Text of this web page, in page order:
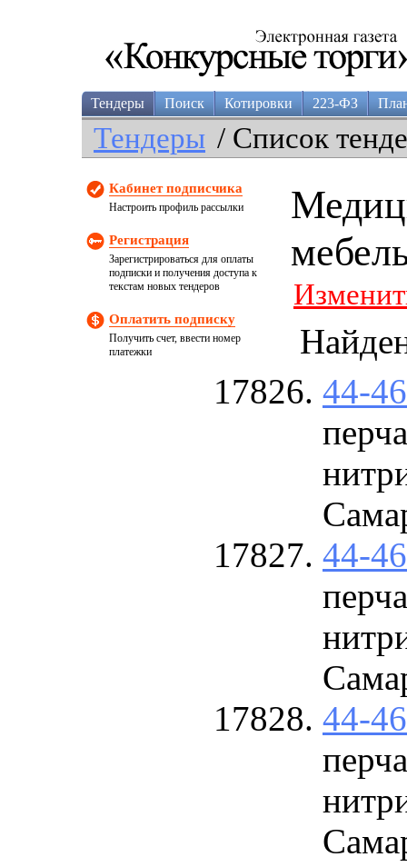
Тендеры Поиск Котировки 223-ФЗ
Тендеры / Список
Кабинет подписчика
Настроить профиль рассылки
Регистрация
Зарегистрироваться для оплаты
подписки и получения доступа к
текстам новых тендеров
Оплатить подписку
Получить счет, ввести номер
платежки
44-
44-
44-